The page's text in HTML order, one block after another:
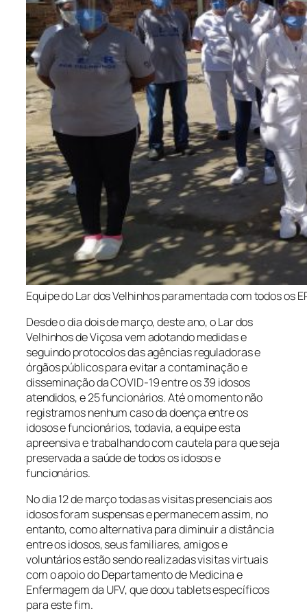
Equipe do Lar dos Velhinhos paramentada com todos os
Desde o dia dois de março, deste ano, o Lar dos
Velhinhos de Viçosa vem adotando medidas e
seguindo protocolos das agências reguladoras e
órgãos públicos para evitar a contaminação e
disseminação da COVID-19 entre os 39 idosos
atendidos, e 25 funcionários. Até o momento não
registramos nenhum caso da doença entre os
idosos e funcionários, todavia, a equipe esta
apreensiva e trabalhando com cautela para que seja
preservada a saúde de todos os idosos e
funcionários.
No dia 12 de março todas as visitas presenciais aos
idosos foram suspensas e permanecem assim, no
entanto, como alternativa para diminuir a distância
entre os idosos, seus familiares, amigos e
voluntários estão sendo realizadas visitas virtuais
com o apoio do Departamento de Medicina e
Enfermagem da UFV, que doou tablets específicos
para este fim.